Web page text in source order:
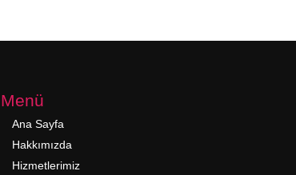
Menü
Ana Sayfa
Hakkımızda
Hizmetlerimiz